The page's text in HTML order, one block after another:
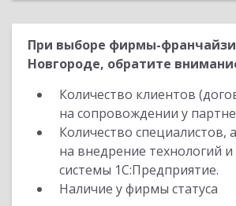
При выборе фирмы-
Новгороде, обратите
Количество клиентов
на сопровождении у
Количество специалистов,
на внедрение технологий
системы 1С:Предприятие.
Наличие у фирмы статуса